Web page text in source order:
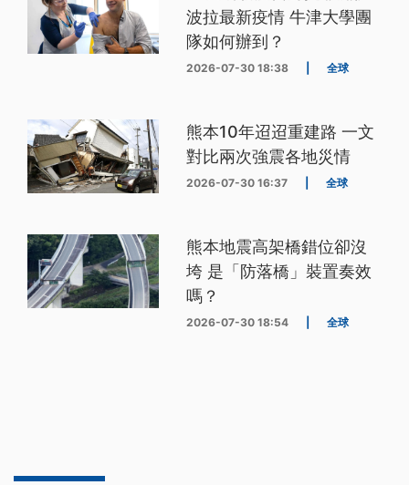
波拉最新疫情 牛津大學團
隊如何辦到？
2026-07-30 18:38 全球
熊本10年迢迢重建路 一文
對比兩次強震各地災情
2026-07-30 16:37 全球
熊本地震高架橋錯位卻沒
垮 是「防落橋」裝置奏效
嗎？
2026-07-30 18:54 全球